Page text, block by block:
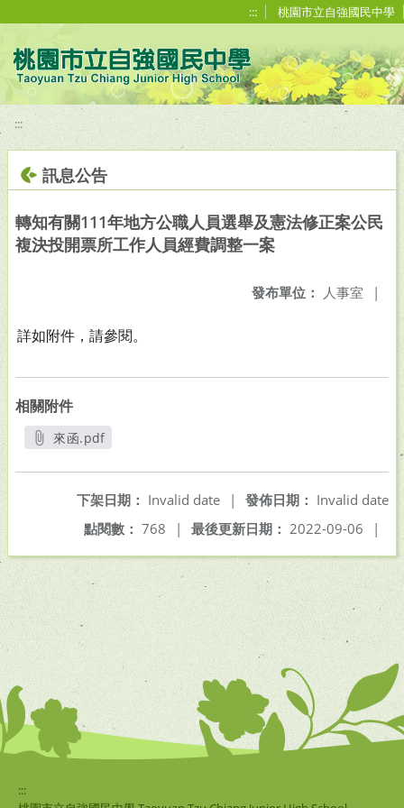
::: 桃園市立自強國民中學
:::
訊息公告
轉知有關111年地方公職人員選舉及憲法修正案公民
複決投開票所工作人員經費調整一案
發布單位： 人事室 |
詳如附件，請參閱。
相關附件
來函.pdf
發佈日期： Invalid date
下架日期： Invalid date
|
最後更新日期： 2022-09-06 |
點閱數： 768 |
:::